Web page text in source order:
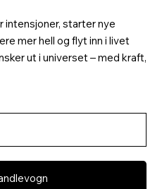
intensjoner, starter nye
mer hell og flyt inn i livet
ut i universet – med kraft,